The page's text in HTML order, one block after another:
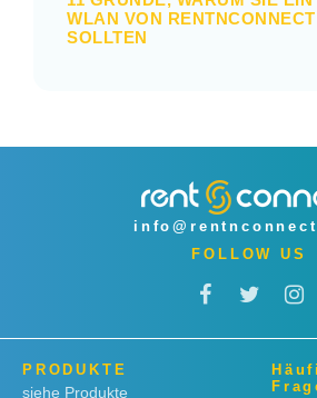
WLAN VON
SOLLTEN
FOLLOW US
PRODUKTE
siehe Produkte